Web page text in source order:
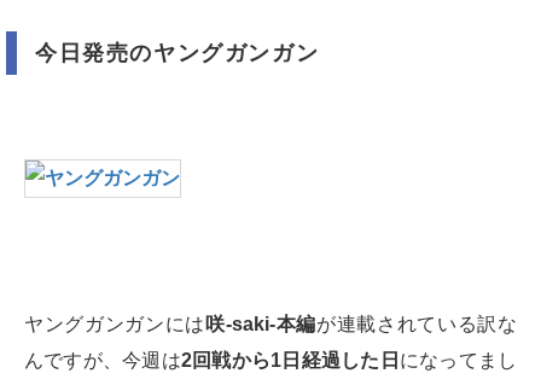
今日発売のヤングガンガン
ヤングガンガンには 咲-saki-本編が連載されている訳な
んですが、今週は2回戦から1日経過した日 になってまし